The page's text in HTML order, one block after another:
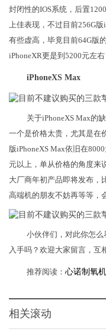
封闭性的IOS系统，后置
上佳表现，不过目前256G
有些虚高，毕竟目前64G版
iPhoneXR更是到5200元左
iPhoneXS Max
关于iPhoneXS Max的
一个是价格太贵，尤其是在
版iPhoneXS Max依旧在
元以上，单从价格的角度来
大厂商年初产品即将发布，
高端机的朋友不妨再等等，
小伙伴们，对此你怎
入手吗？欢迎大家留言，互
推荐阅读： 心诺制氧机
相关滚动